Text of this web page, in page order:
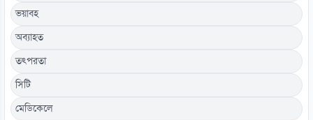
ভয়াবহ
অব্যাহত
তৎপরতা
সিটি
মেডিকেলে